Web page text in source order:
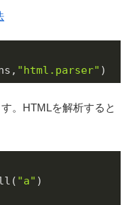
"html.parser" )
。HTMLを解析すると
"a" )